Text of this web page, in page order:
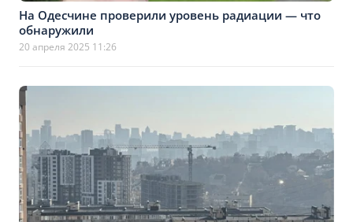
На Одесчине проверили уровень радиации — что
обнаружили
20 апреля 2025 11:26